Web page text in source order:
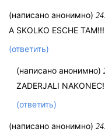
(написано анонимно)
A SKOLKO ESCHE
(ответить)
(написано анонимно)
ZADERJALI
(ответить)
(написано анонимно)